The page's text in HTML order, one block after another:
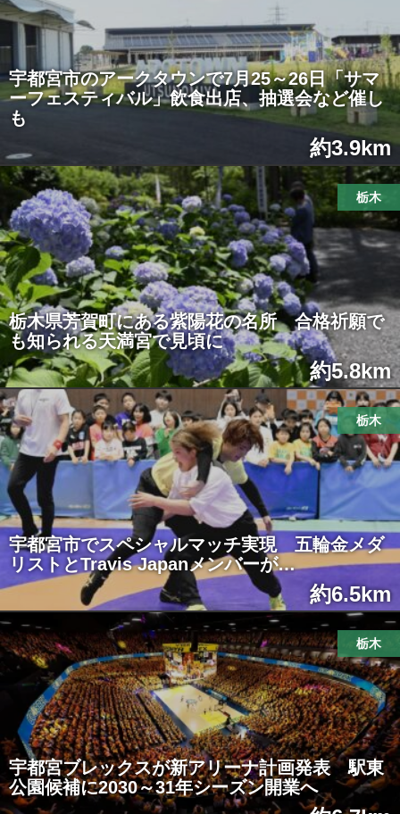
宇都宮市のアークタウンで7月25～26日「サマ
ーフェスティバル」飲食出店、抽選会など催し
も
約3.9km
栃木
栃木県芳賀町にある紫陽花の名所 合格祈願で
も知られる天満宮で見頃に
約5.8km
栃木
宇都宮市でスペシャルマッチ実現 五輪金メダ
リストとTravis Japanメンバーが…
約6.5km
栃木
宇都宮ブレックスが新アリーナ計画発表 駅東
公園候補に2030～31年シーズン開業へ